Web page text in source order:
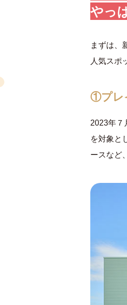
やっ
まずは、
人気スポ
①プレ
2023年７
を対象と
ースなど